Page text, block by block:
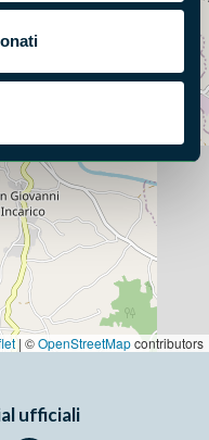
| ©OpenStreetMapcontributors
ufficiali